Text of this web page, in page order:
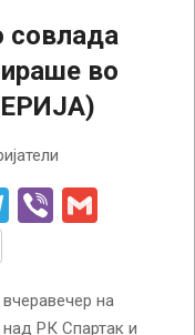
во
Telegram
Viber
на
РК Спартак и